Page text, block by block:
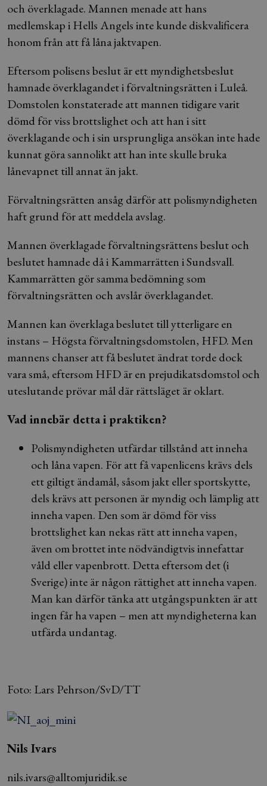
och överklagade. Mannen menade att hans
medlemskap i Hells Angels inte kunde diskvalificera
honom från att få låna jaktvapen.
Eftersom polisens beslut är ett myndighetsbeslut
hamnade överklagandet i förvaltningsrätten i Luleå.
Domstolen konstaterade att mannen tidigare varit
dömd för viss brottslighet och att han i sitt
överklagande och i sin ursprungliga ansökan inte hade
kunnat göra sannolikt att han inte skulle bruka
lånevapnet till annat än jakt.
Förvaltningsrätten ansåg därför att polismyndigheten
haft grund för att meddela avslag.
Mannen överklagade förvaltningsrättens beslut och
beslutet hamnade då i Kammarrätten i Sundsvall.
Kammarrätten gör samma bedömning som
förvaltningsrätten och avslår överklagandet.
Mannen kan överklaga beslutet till ytterligare en
instans – Högsta förvaltningsdomstolen, HFD. Men
mannens chanser att få beslutet ändrat torde dock
vara små, eftersom HFD är en prejudikatsdomstol och
uteslutande prövar mål där rättsläget är oklart.
Vad innebär detta i praktiken?
Polismyndigheten utfärdar tillstånd att inneha
och låna vapen. För att få vapenlicens krävs dels
ett giltigt ändamål, såsom jakt eller sportskytte,
dels krävs att personen är myndig och lämplig att
inneha vapen. Den som är dömd för viss
brottslighet kan nekas rätt att inneha vapen,
även om brottet inte nödvändigtvis innefattar
våld eller vapenbrott. Detta eftersom det (i
Sverige) inte är någon rättighet att inneha vapen.
Man kan därför tänka att utgångspunkten är att
ingen får ha vapen – men att myndigheterna kan
utfärda undantag.
Foto: Lars Pehrson/SvD/TT
Nils Ivars
nils.ivars@alltomjuridik.se